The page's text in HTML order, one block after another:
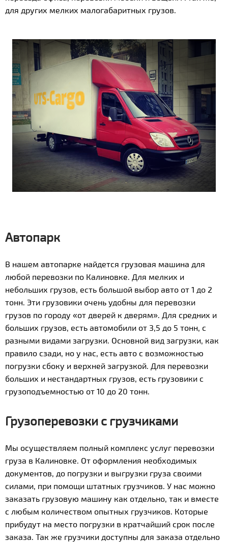
для других мелких малогабаритных грузов.
Автопарк
В нашем автопарке найдется грузовая машина для
любой перевозки по Калиновке. Для мелких и
небольших грузов, есть большой выбор авто от 1 до 2
тонн. Эти грузовики очень удобны для перевозки
грузов по городу «от дверей к дверям». Для средних и
больших грузов, есть автомобили от 3,5 до 5 тонн, с
разными видами загрузки. Основной вид загрузки, как
правило сзади, но у нас, есть авто с возможностью
погрузки сбоку и верхней загрузкой. Для перевозки
больших и нестандартных грузов, есть грузовики с
грузоподъемностью от 10 до 20 тонн.
Грузоперевозки с грузчиками
Мы осуществляем полный комплекс услуг перевозки
груза в Калиновке. От оформления необходимых
документов, до погрузки и выгрузки груза своими
силами, при помощи штатных грузчиков. У нас можно
заказать грузовую машину как отдельно, так и вместе
с любым количеством опытных грузчиков. Которые
прибудут на место погрузки в кратчайший срок после
заказа. Так же грузчики доступны для заказа отдельно